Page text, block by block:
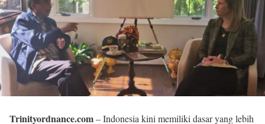
Trinityordnance.com– Indonesia kini memiliki dasar yang lebih